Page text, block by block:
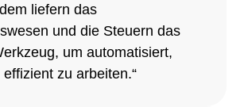
liefern das
und die Steuern das
um automatisiert,
zu arbeiten.“